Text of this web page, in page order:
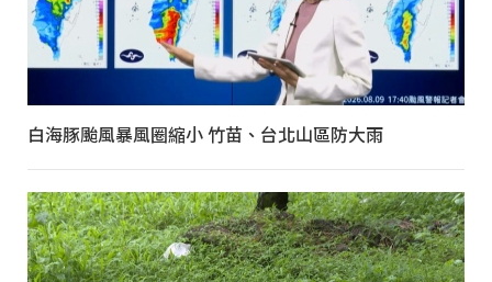
白海豚颱風暴風圈縮小 竹苗、台北山區防大雨